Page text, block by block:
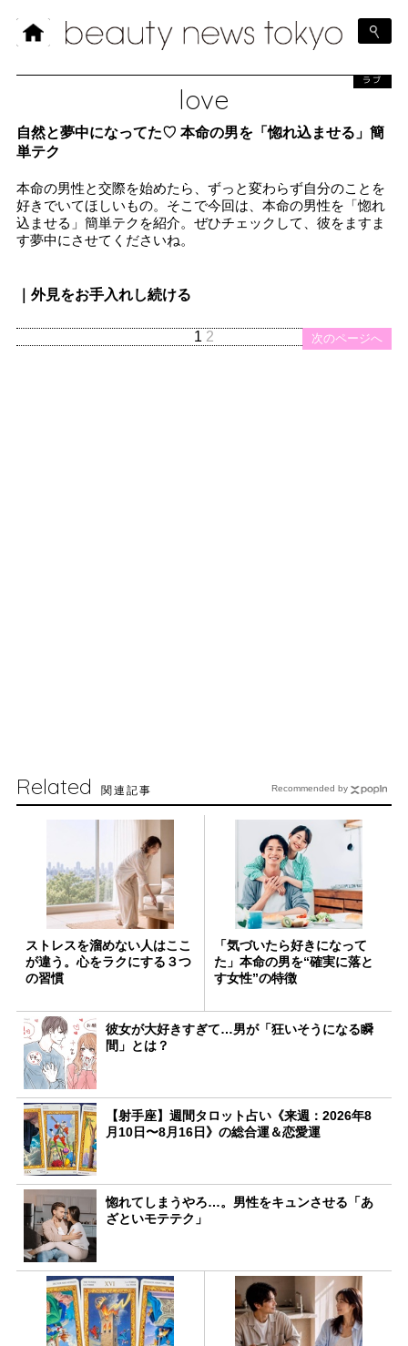
love
ラブ
自然と夢中になってた♡ 本命の男を「惚れ込ませる」簡
単テク
本命の男性と交際を始めたら、ずっと変わらず自分のことを
好きでいてほしいもの。そこで今回は、本命の男性を「惚れ
込ませる」簡単テクを紹介。ぜひチェックして、彼をますま
す夢中にさせてくださいね。
｜外見をお手入れし続ける
次のページへ
1 2
Related 関連記事
ストレスを溜めない人はここ
が違う。心をラクにする３つ
の習慣
「気づいたら好きになって
た」本命の男を“確実に落と
す女性”の特徴
彼女が大好きすぎて…男が「狂いそうになる瞬
間」とは？
【射手座】週間タロット占い《来週：2026年8
月10日〜8月16日》の総合運＆恋愛運
惚れてしまうやろ…。男性をキュンさせる「あ
ざといモテテク」
Recommended by